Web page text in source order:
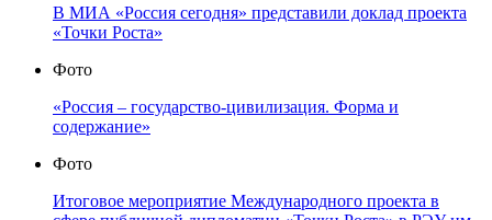
В МИА «Россия сегодня» представили доклад проекта
«Точки Роста»
Фото
«Россия – государство-цивилизация. Форма и
содержание»
Фото
Итоговое мероприятие Международного проекта в